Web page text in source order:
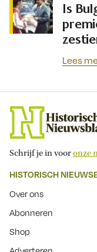
Is
Lees
Schrijf je in vooronze
HISTORISCH
Over ons
Abonneren
Shop